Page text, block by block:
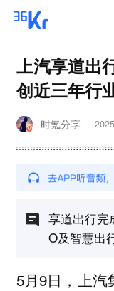
上汽享道出
创近三年行
时氪分享
享道出行完
O及智慧出
5月9日，上汽